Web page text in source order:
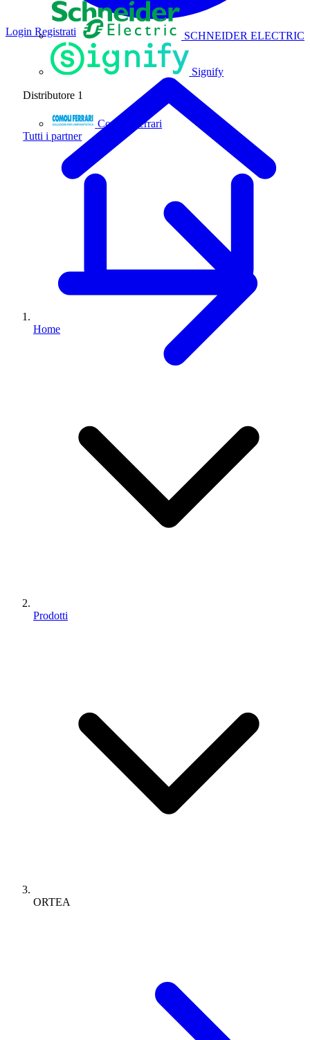
SCHNEIDER ELECTRIC
Signify
Distributore 1
Comoli Ferrari
Tutti i partner
Login Registrati
Home
Prodotti
ORTEA